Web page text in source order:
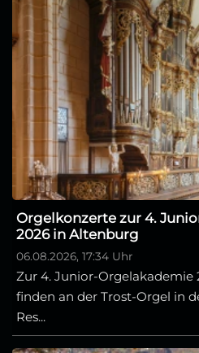
Orgelkonzerte zur 4.
2026 in Altenburg
06.08.2026, 17:34 Uhr
Zur 4. Junior-Orgelakademie
finden an der Trost-Orgel in
Res...